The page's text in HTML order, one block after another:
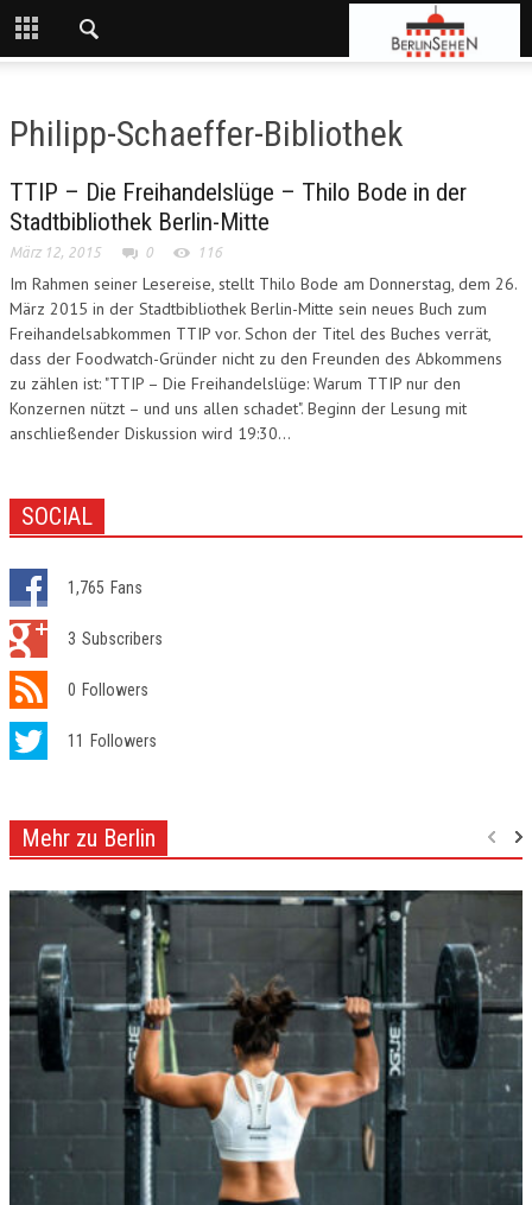
Philipp-Schaeffer-Bibliothek
TTIP – Die Freihandelslüge – Thilo Bode in der
Stadtbibliothek Berlin-Mitte
März 12, 2015 0 116
Im Rahmen seiner Lesereise, stellt Thilo Bode am Donnerstag, dem 26.
März 2015 in der Stadtbibliothek Berlin-Mitte sein neues Buch zum
Freihandelsabkommen TTIP vor. Schon der Titel des Buches verrät,
dass der Foodwatch-Gründer nicht zu den Freunden des Abkommens
zu zählen ist: "TTIP – Die Freihandelslüge: Warum TTIP nur den
Konzernen nützt – und uns allen schadet". Beginn der Lesung mit
anschließender Diskussion wird 19:30...
SOCIAL
1,765 Fans
3 Subscribers
0 Followers
11 Followers
Mehr zu Berlin